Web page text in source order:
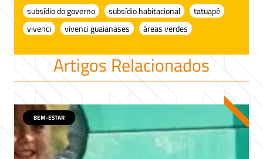
subsídio do governo
subsídio habitacional
tatuapé
vivenci
vivenci guaianases áreas verdes
Artigos Relacionados
BEM-ESTAR